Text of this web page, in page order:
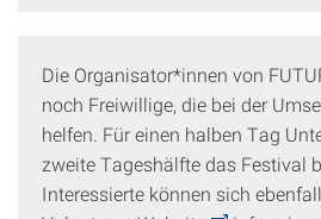
Die Organisator*innen von
noch Freiwillige, die bei der
helfen. Für einen halben Tag
zweite Tageshälfte das Festival
Interessierte können sich